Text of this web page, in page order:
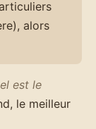
alors
est le
le meilleur